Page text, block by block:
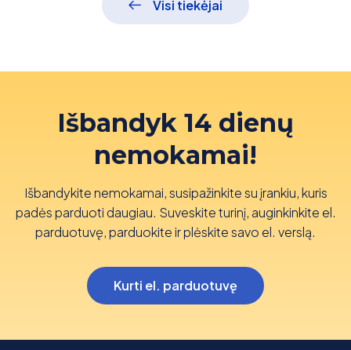
Visi tiekėjai
Išbandyk 14 dienų
nemokamai!
Išbandykite nemokamai, susipažinkite su įrankiu, kuris
padės parduoti daugiau. Suveskite turinį, auginkinkite el.
parduotuvę, parduokite ir plėskite savo el. verslą.
Kurti el. parduotuvę